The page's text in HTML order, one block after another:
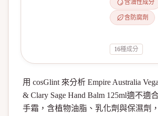
含油性成分
含防腐劑
16種成分
用 cosGlint 來分析 Empire Australia
& Clary Sage Hand Balm 125ml適不適
手霜，含植物油脂、乳化劑與保濕劑